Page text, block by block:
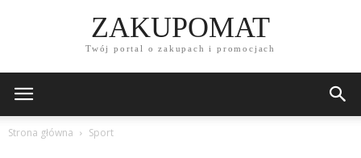
ZAKUPOMAT
Twój portal o zakupach i promocjach
Strona główna Sport